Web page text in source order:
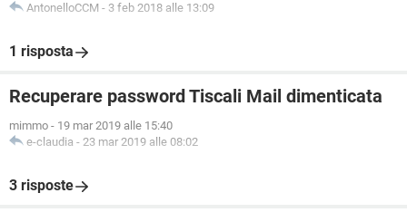
AntonelloCCM - 3 feb 2018 alle 13:09
1 risposta
Recuperare password Tiscali Mail dimenticata
mimmo - 19 mar 2019 alle 15:40
e-claudia - 23 mar 2019 alle 08:02
3 risposte